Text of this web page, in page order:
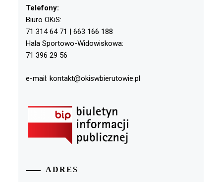
Telefony:
Biuro OKiS:
71 314 64 71 | 663 166 188
Hala Sportowo-Widowiskowa:
71 396 29 56
e-mail: kontakt@okiswbierutowie.pl
ADRES